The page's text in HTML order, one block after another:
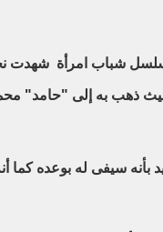
شباب امرأة شهدت
ذهب به إلى "حامد"
بأنه سيفى له بوعده كما